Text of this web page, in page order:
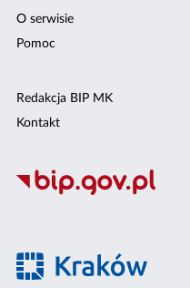
O serwisie
Pomoc
Redakcja BIP MK
Kontakt